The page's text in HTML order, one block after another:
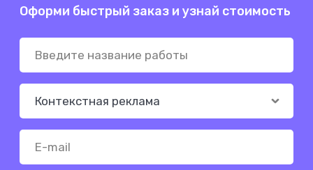
Оформи быстрый заказ и узнай стоимость